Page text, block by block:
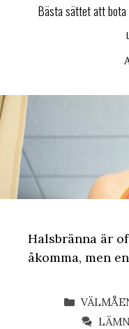
Bästa sättet att bota
Halsbränna är
åkomma, men